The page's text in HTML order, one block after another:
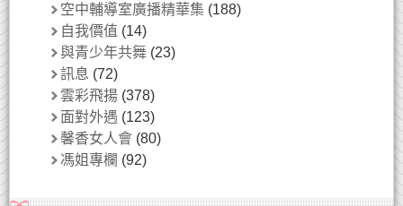
空中輔導室廣播精華集 (188)
自我價值 (14)
與青少年共舞 (23)
訊息 (72)
雲彩飛揚 (378)
面對外遇 (123)
馨香女人會 (80)
馮姐專欄 (92)